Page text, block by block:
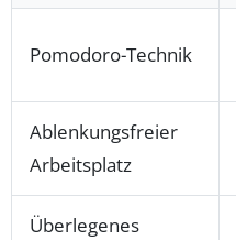
Pomodoro-Technik
Ablenkungsfreier
Arbeitsplatz
Überlegenes